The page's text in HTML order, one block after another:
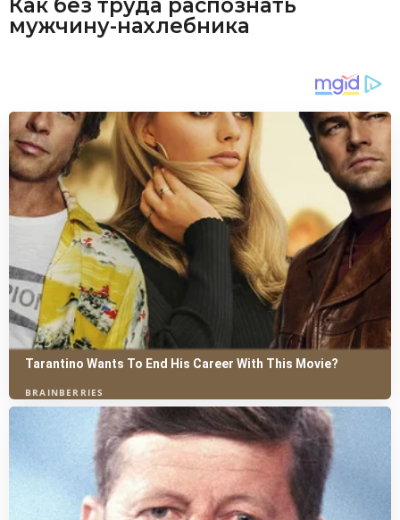
Как без труда распознать
мужчину-нахлебника